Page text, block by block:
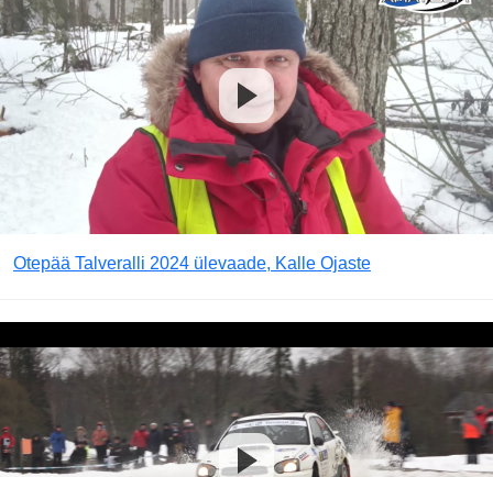
Otepää Talveralli 2024 ülevaade, Kalle Ojaste